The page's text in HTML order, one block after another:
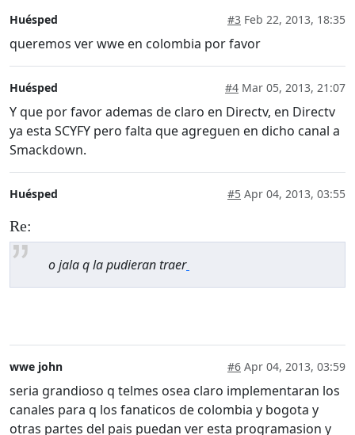
Huésped #3 Feb 22, 2013, 18:35
queremos ver wwe en colombia por favor
Huésped #4 Mar 05, 2013, 21:07
Y que por favor ademas de claro en Directv, en Directv
ya esta SCYFY pero falta que agreguen en dicho canal a
Smackdown.
Huésped #5 Apr 04, 2013, 03:55
Re:
o jala q la pudieran traer
wwe john #6 Apr 04, 2013, 03:59
seria grandioso q telmes osea claro implementaran los
canales para q los fanaticos de colombia y bogota y
otras partes del pais puedan ver esta programasion y